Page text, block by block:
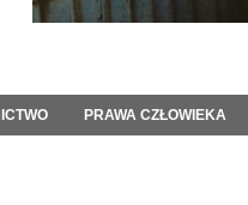
PRAWA CZŁOWIEKA